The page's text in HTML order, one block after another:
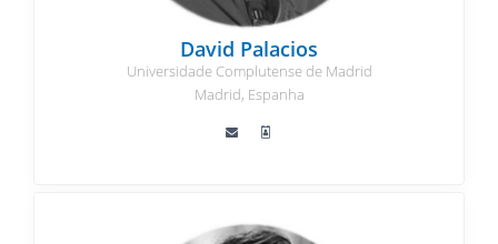
David Palacios
Universidade Complutense de Madrid
Madrid, Espanha